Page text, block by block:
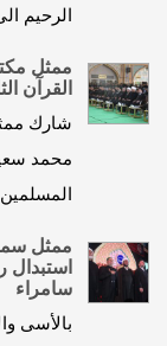
الرحيم
ممثل
القرآن
شارك
محمد
ممثل
استبدال
سامراء
بالأسى